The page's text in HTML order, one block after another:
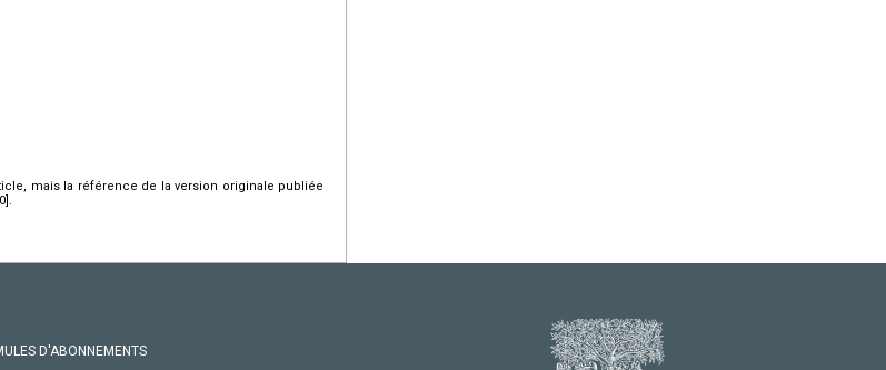
mais la référence de la version originale publiée
D'ABONNEMENTS